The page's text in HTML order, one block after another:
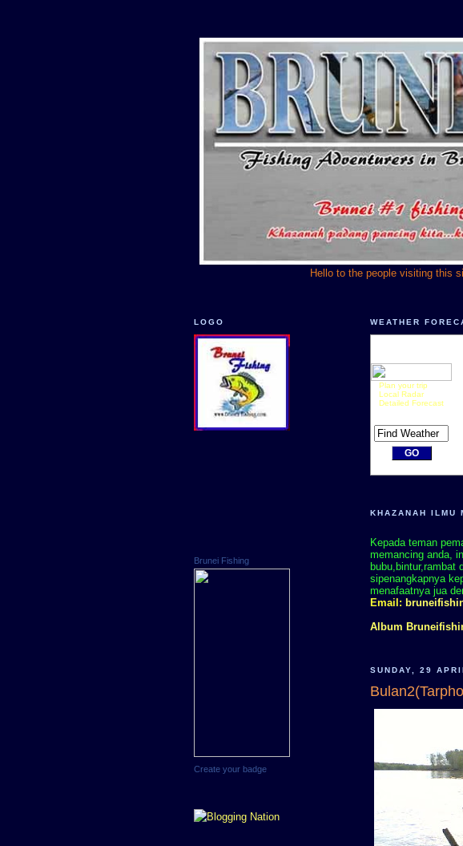
Hello to the people visiting this
LOGO
Brunei Fishing
Create your badge
WEATHER
Plan your trip
Local Radar
Detailed Forecast
KHAZANAH ILMU
Kepada teman
memancing anda,
bubu,bintur,rambat
sipenangkapnya
menafaatnya jua
Email:
Album
SUNDAY, 29